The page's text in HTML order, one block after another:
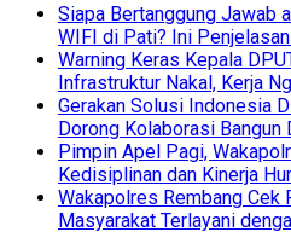
Siapa Bertanggung Jawab
WIFI di Pati? Ini
Warning Keras Kepala
Infrastruktur Nakal, Kerja
Gerakan Solusi Indonesia
Dorong Kolaborasi Bangun
Pimpin Apel Pagi,
Kedisiplinan dan Kinerja
Wakapolres Rembang Cek
Masyarakat Terlayani